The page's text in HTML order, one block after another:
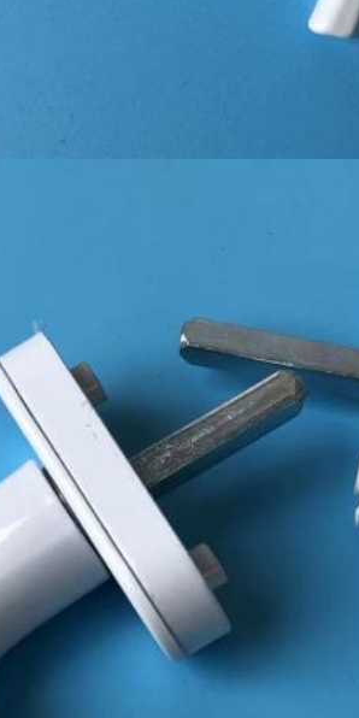
We bellen je snel terug!
υποβολή